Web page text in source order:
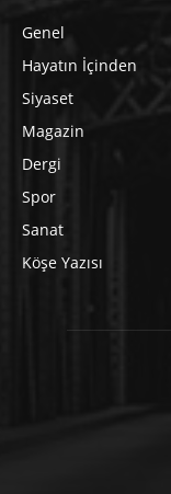
Genel
Hayatın İçinden
Siyaset
Magazin
Dergi
Spor
Sanat
Köşe Yazısı